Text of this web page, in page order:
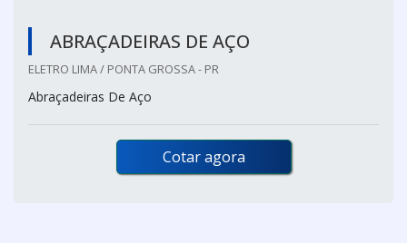
ABRAÇADEIRAS DE AÇO
ELETRO LIMA / PONTA GROSSA - PR
Abraçadeiras De Aço
Cotar agora